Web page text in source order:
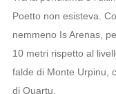
Poetto non esisteva.
nemmeno Is Arenas,
10 metri rispetto al
falde di Monte Urpinu,
di Quartu.